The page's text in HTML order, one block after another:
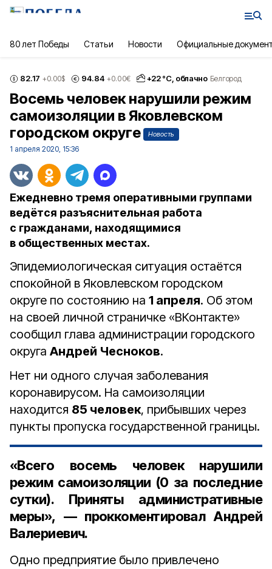
80 лет Победы Статьи Новости Официальные
82.17 +0.00$ 94.84 +0.00€ +22°С, облачно Белгород
Восемь человек нарушили режим
самоизоляции в Яковлевском
городском округе
Новость
1 апреля 2020, 15:36
Ежедневно тремя оперативными группами
ведётся разъяснительная работа
с гражданами, находящимися
в общественных местах.
Эпидемиологическая ситуация остаётся
спокойной в Яковлевском городском
округе по состоянию на 1 апреля. Об этом
на своей личной страничке «ВКонтакте»
сообщил глава администрации городского
округа Андрей Чесноков.
Нет ни одного случая заболевания
коронавирусом. На самоизоляции
находится 85 человек, прибывших через
пункты пропуска государственной границы.
«Всего восемь человек нарушили
режим самоизоляции (0 за последние
сутки). Приняты административные
меры», — проккоментировал Андрей
Валериевич.
Одно предприятие было привлечено